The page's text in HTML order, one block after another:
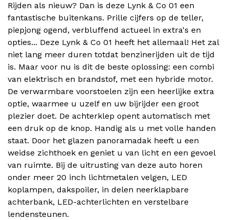
Rijden als nieuw? Dan is deze Lynk & Co 01 een
fantastische buitenkans. Prille cijfers op de teller,
piepjong ogend, verbluffend actueel in extra's en
opties... Deze Lynk & Co 01 heeft het allemaal! Het zal
niet lang meer duren totdat benzinerijden uit de tijd
is. Maar voor nu is dit de beste oplossing: een combi
van elektrisch en brandstof, met een hybride motor.
De verwarmbare voorstoelen zijn een heerlijke extra
optie, waarmee u uzelf en uw bijrijder een groot
plezier doet. De achterklep opent automatisch met
een druk op de knop. Handig als u met volle handen
staat. Door het glazen panoramadak heeft u een
weidse zichthoek en geniet u van licht en een gevoel
van ruimte. Bij de uitrusting van deze auto horen
onder meer 20 inch lichtmetalen velgen, LED
koplampen, dakspoiler, in delen neerklapbare
achterbank, LED-achterlichten en verstelbare
lendensteunen.